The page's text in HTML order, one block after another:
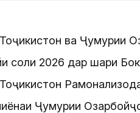
ва Ҷумҳурии
соли 2026 дар шаҳри
Ҷумҳурии